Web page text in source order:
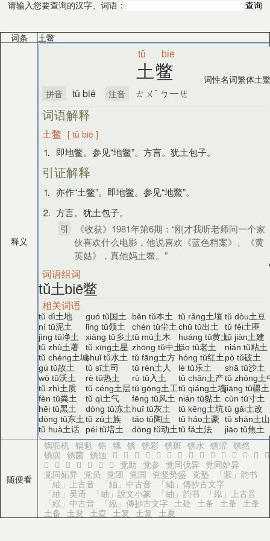
请输入您要查询的汉字、词语：
词条 土鳖
释义
tǔ biē
土鳖 词性名词繁体土
拼音
tǔ biē 注音 ㄊㄨˇ ㄅ一ㄝ
词语解释
土鳖 [ tǔ biē ]
⒈ 即地鳖。参见“地鳖”。方言。犹土包子。
引证解释
⒈ 亦作“土鳖”。即地鳖。参见“地鱉”。
⒉ 方言。犹土包子。
引
《收获》1981年第6期：“刚才我听老师问一个家
伙喜欢什么电影，他说喜欢《蓝色档案》、《黄
英姑》，真他妈土鳖。”
词语组词
tǔ土biē鳖
相关词语
tǔ dì土地 guó tǔ国土 běn tǔ本土 tǔ rǎng土壤 tǔ dòu土豆
ní tǔ泥土 lǐng tǔ领土 chén tǔ尘土chū tǔ出土 tǔ fěi土匪
jìng tǔ净土 xiāng tǔ乡土tǔ mù土木 huáng tǔ黄土tǔ jiàn土建
tǔ zhù土著 tǔ xīng土星 zhōng tǔ中土lǎo tǔ老土 nián tǔ粘土
tǔ chéng土城shuǐ tǔ水土 tǔ fāng土方 hóng tǔ红土pò tǔ破土
gù tǔ故土 tǔ sī土司 tǔ rén土人 lè tǔ乐土 shā tǔ沙土
wò tǔ沃土 rè tǔ热土 rù tǔ入土 tǔ chǎn土产tǔ zhōng土
tǔ zhì土质 tǔ céng土层tǔ gōng土工tǔ qiáng土墙jiāng tǔ疆土
fèn tǔ粪土 tǔ qì土气 fēng tǔ风土 nián tǔ黏土 cùn tǔ寸土
hēi tǔ黑土 dòng tǔ冻土huī tǔ灰土 tǔ kēng土坑tǔ gǎi土改
dōng tǔ东土tǔ zú土族 táo tǔ陶土 tǔ háo土豪 tǔ shān土山
tǔ huà土话 péi tǔ培土 dòng tǔ动土tǔ fǎ土法 jiāo tǔ焦土
随便看
锅驼机 锅魁 锆 锇 锈 锈彩 锈斑 锈水 锈涩 锈然
锈病 锈菌 锈蚀 𧼁 𧼂 𧼃 𧼄 𧼅 𧼆 𧼇 𧼈 𧼉 𧼊 𧼋 𧼌 𦫅 𦫆 𦫇
𦫈 𦫉 𦫋 𦫌 𦫍 𦫎 𦫏 党助 党参 党同伐异 党同妒异
党同妬异 党员 党团 党国 党坚势盛 党塾
「紫」韵书
「紬」上古音
「紬」中古音
「紬」傳抄古文字
「紬」吴语
「紬」說文小篆 「紬」韵书
「紭」上古音
「紭」中古音
「紭」傳抄古文字 土处 土夅 土夆 土夆
土备 土夋 土夌 土复 土复 土夏